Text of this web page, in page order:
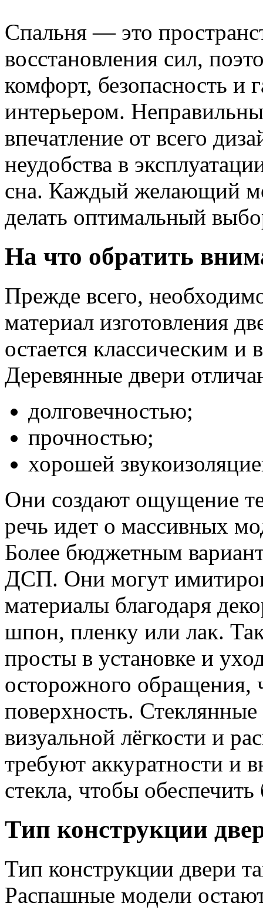
Спальня — это
восстановления сил,
комфорт, безопасность и
интерьером.
впечатление от всего
неудобства в
сна. Каждый желающий
делать оптимальный
На что обратить
Прежде всего,
материал изготовления
остается классическим
Деревянные двери
долговечностью;
прочностью;
хорошей
Они создают ощущение
речь идет о массивных
Более бюджетным
ДСП. Они могут
материалы благодаря
шпон, пленку или лак.
просты в установке и
осторожного обращения,
поверхность.
визуальной лёгкости и
требуют аккуратности и
стекла, чтобы обеспечить
Тип конструкции
Тип конструкции двери
Распашные модели